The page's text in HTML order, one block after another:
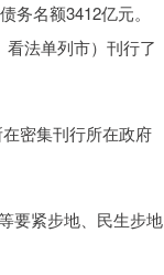
名额3412亿元。
法单列市）刊行了
密集刊行所在政府
要紧步地、民生步地